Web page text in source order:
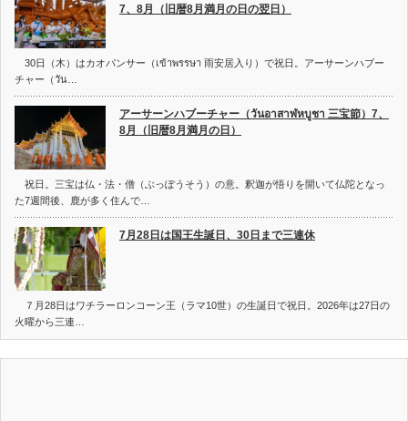
7、8月（旧暦8月満月の日の翌日）
30日（木）はカオパンサー（เข้าพรรษา 雨安居入り）で祝日。アーサーンハブー
チャー（วัน…
アーサーンハブーチャー（วันอาสาฬหบูชา 三宝節）7、
8月（旧暦8月満月の日）
祝日。三宝は仏・法・僧（ぶっぽうそう）の意。釈迦が悟りを開いて仏陀となっ
た7週間後、鹿が多く住んで…
7月28日は国王生誕日、30日まで三連休
７月28日はワチラーロンコーン王（ラマ10世）の生誕日で祝日。2026年は27日の
火曜から三連…